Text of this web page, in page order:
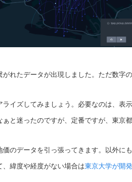
れたデータが出現しました。ただ数字
イズしてみましょう。必要なのは、表
と迷ったのですが、定番ですが、東京
価のデータを引っ張ってきます。以外に
、緯度や経度がない場合は東京大学が開